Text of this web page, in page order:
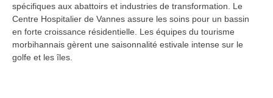
spécifiques aux abattoirs et industries de transformation. Le
Centre Hospitalier de Vannes assure les soins pour un bassin
en forte croissance résidentielle. Les équipes du tourisme
morbihannais gèrent une saisonnalité estivale intense sur le
golfe et les îles.